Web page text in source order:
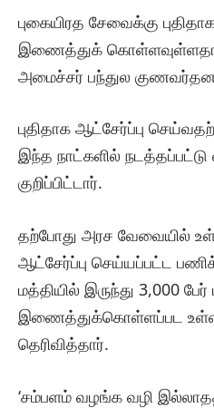
புகையிரத சேவைக்கு
இணைத்துக்
அமைச்சர் பந்துல குணவர்தன
புதிதாக ஆட்சேர்ப்பு
இந்த நாட்களில்
குறிப்பிட்டார்.
தற்போது அரச வேவையில்
ஆட்சேர்ப்பு செய்யப்பட்ட
மத்தியில் இருந்து 3,000
இணைத்துக்கொள்ளப்பட
தெரிவித்தார்.
‘சம்பளம் வழங்க வழி